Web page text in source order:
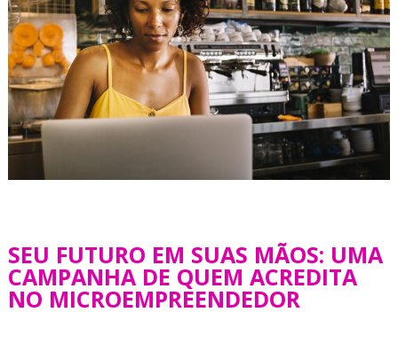
SEU FUTURO EM SUAS MÃOS: UMA
CAMPANHA DE QUEM ACREDITA
NO MICROEMPREENDEDOR